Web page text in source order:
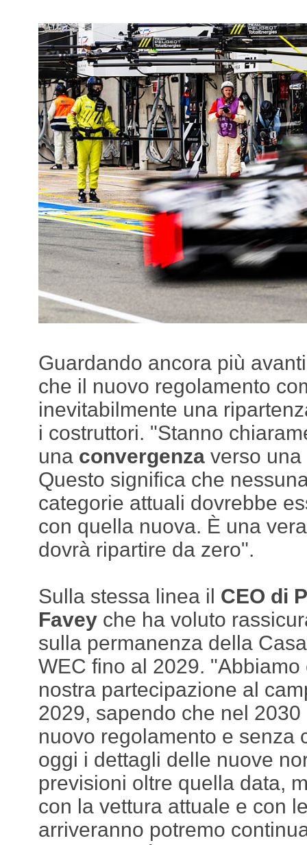
Guardando ancora più
che il nuovo regolamento
inevitabilmente una
i costruttori. "Stanno
una convergenza verso
Questo significa che
categorie attuali dovrebbe
con quella nuova. È una
dovrà ripartire da zero".
Sulla stessa linea il CEO di
Favey che ha voluto
sulla permanenza della
WEC fino al 2029.
nostra partecipazione al
2029, sapendo che nel
nuovo regolamento e senza
oggi i dettagli delle nuove
previsioni oltre quella data,
con la vettura attuale e con
arriveranno potremo